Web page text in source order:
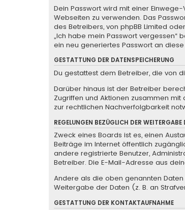
Dein Passwort wird mit einer
Webseiten zu verwenden. Das
des Betreibers, von phpBB Limited
„Ich habe mein Passwort vergessen“
ein neu generiertes Passwort an
GESTATTUNG DER DATENSPEICHERUNG
Du gestattest dem Betreiber, die von
Darüber hinaus ist der Betreiber
Zugriffen und Aktionen zusammen
zur rechtlichen Nachverfolgbarkeit
REGELUNGEN BEZÜGLICH DER WEITERGABE
Zweck eines Boards ist es, einen
Beiträge im Internet öffentlich
andere registrierte Benutzer,
Betreiber. Die E-Mail-Adresse aus
Andere als die oben genannten
Weitergabe der Daten (z. B. an
GESTATTUNG DER KONTAKTAUFNAHME